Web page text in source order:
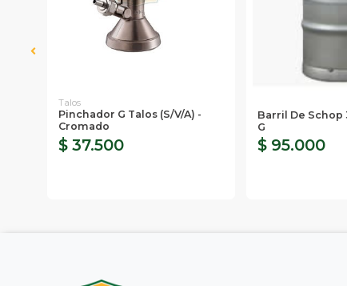
Talos
Pinchador G Talos (s/v/a) -
Cromado
$ 37.500
Barril De Schop
G
$ 95.000